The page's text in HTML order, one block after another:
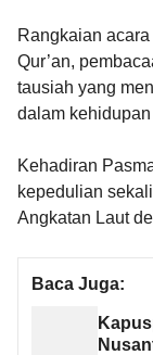
Rangkaian
Qur’an,
tausiah yang
dalam
Kehadiran
kepedulian
Angkatan Laut
Baca Juga: